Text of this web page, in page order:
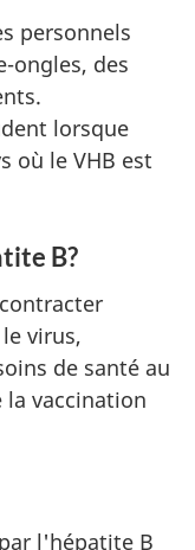
personnels
ongles, des
lorsque
où le VHB est
B?
virus,
de santé au
vaccination
l'hépatite B